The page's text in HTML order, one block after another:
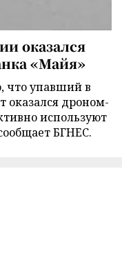
оказался
«Майя»
что упавший в
оказался дроном-
используют
БГНЕС.